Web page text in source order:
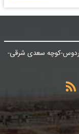
فردوس-کوچه سعدی شرقی-